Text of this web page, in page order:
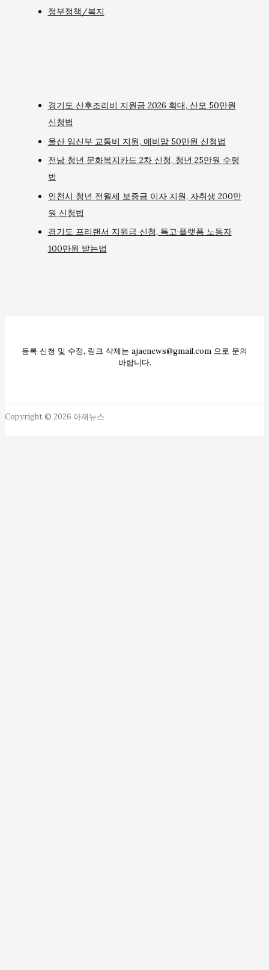
정부정책/복지
경기도 산후조리비 지원금 2026 확대, 산모 50만원
신청법
울산 임신부 교통비 지원, 예비맘 50만원 신청법
전남 청년 문화복지카드 2차 신청, 청년 25만원 수령
법
인천시 청년 전월세 보증금 이자 지원, 자취생 200만
원 신청법
경기도 프리랜서 지원금 신청, 특고·플랫폼 노동자
100만원 받는법
등록 신청 및 수정, 링크 삭제는 ajaenews@gmail.com 으로 문의
바랍니다.
Copyright © 2026 아재뉴스